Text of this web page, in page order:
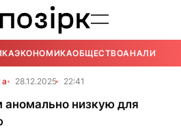
ЭКОНОМИКАОБЩЕСТВОАНАЛИТИКА
28.12.2025 22:41
аномально низкую для